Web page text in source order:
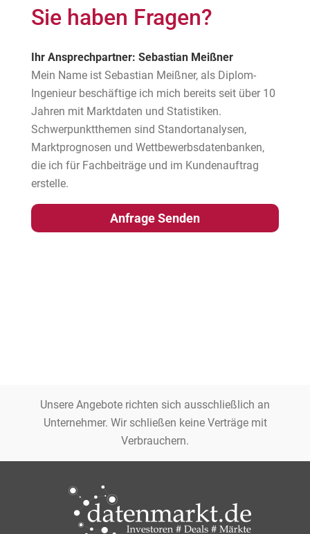
Sie haben Fragen?
Ihr Ansprechpartner: Sebastian Meißner
Mein Name ist Sebastian Meißner, als Diplom-
Ingenieur beschäftige ich mich bereits seit über 10
Jahren mit Marktdaten und Statistiken.
Schwerpunktthemen sind Standortanalysen,
Marktprognosen und Wettbewerbsdatenbanken,
die ich für Fachbeiträge und im Kundenauftrag
erstelle.
Anfrage Senden
Unsere Angebote richten sich ausschließlich an
Unternehmer. Wir schließen keine Verträge mit
Verbrauchern.